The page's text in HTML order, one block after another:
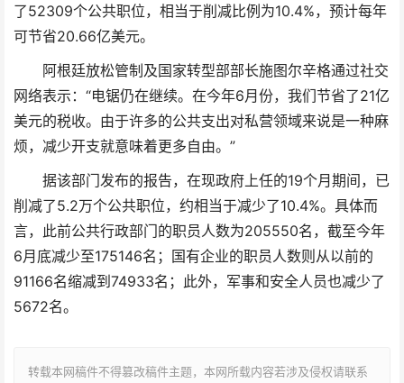
了52309个公共职位，相当于削减比例为10.4%，预计每年
可节省20.66亿美元。
阿根廷放松管制及国家转型部部长施图尔辛格通过社交
网络表示：“电锯仍在继续。在今年6月份，我们节省了21亿
美元的税收。由于许多的公共支出对私营领域来说是一种麻
烦，减少开支就意味着更多自由。”
据该部门发布的报告，在现政府上任的19个月期间，已
削减了5.2万个公共职位，约相当于减少了10.4%。具体而
言，此前公共行政部门的职员人数为205550名，截至今年
6月底减少至175146名；国有企业的职员人数则从以前的
91166名缩减到74933名；此外，军事和安全人员也减少了
5672名。
转载本网稿件不得篡改稿件主题，本网所载内容若涉及侵权请联系